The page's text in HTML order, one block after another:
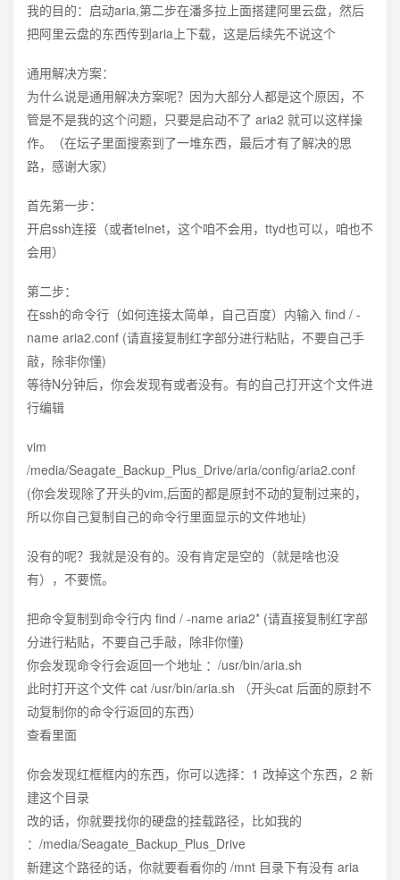
我的目的：启动aria,第二步在潘多拉上面搭建阿里云盘，然后
把阿里云盘的东西传到aria上下载，这是后续先不说这个
通用解决方案：
为什么说是通用解决方案呢？因为大部分人都是这个原因，不
管是不是我的这个问题，只要是启动不了 aria2 就可以这样操
作。（在坛子里面搜索到了一堆东西，最后才有了解决的思
路，感谢大家）
首先第一步：
开启ssh连接（或者telnet，这个咱不会用，ttyd也可以，咱也不
会用）
第二步：
在ssh的命令行（如何连接太简单，自己百度）内输入 find / -
name aria2.conf (请直接复制红字部分进行粘贴，不要自己手
敲，除非你懂)
等待N分钟后，你会发现有或者没有。有的自己打开这个文件进
行编辑
vim
/media/Seagate_Backup_Plus_Drive/aria/config/aria2.conf
(你会发现除了开头的vim,后面的都是原封不动的复制过来的，
所以你自己复制自己的命令行里面显示的文件地址)
没有的呢？我就是没有的。没有肯定是空的（就是啥也没
有），不要慌。
把命令复制到命令行内 find / -name aria2* (请直接复制红字部
分进行粘贴，不要自己手敲，除非你懂)
你会发现命令行会返回一个地址 ：/usr/bin/aria.sh
此时打开这个文件 cat /usr/bin/aria.sh （开头cat 后面的原封不
动复制你的命令行返回的东西）
查看里面
你会发现红框框内的东西，你可以选择：1 改掉这个东西，2 新
建这个目录
改的话，你就要找你的硬盘的挂载路径，比如我的
：/media/Seagate_Backup_Plus_Drive
新建这个路径的话，你就要看看你的 /mnt 目录下有没有 aria